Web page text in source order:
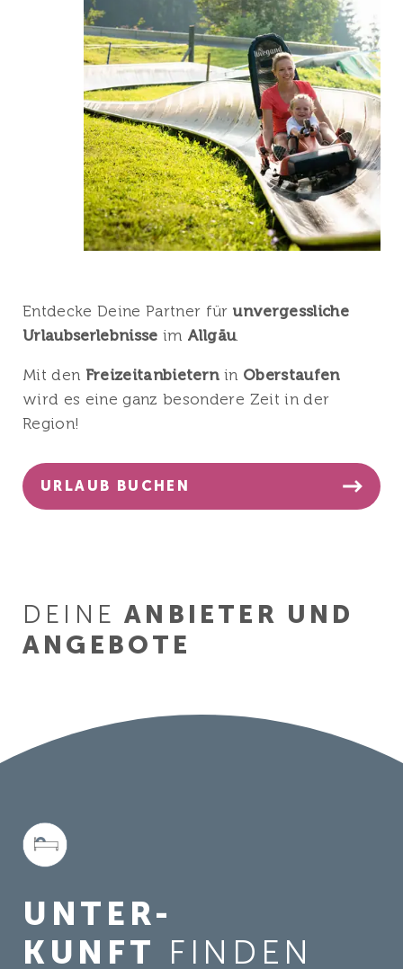
Entdecke Deine Partner fürunvergessliche
Urlaubserlebnisse im Allgäu.
Mit den Freizeitanbieternin Oberstaufen
wird es eine ganz besondere Zeit in der
Region!
URLAUB BUCHEN
DEINE ANBIETER UND
ANGEBOTE
UNTER-
KUNFT FINDEN